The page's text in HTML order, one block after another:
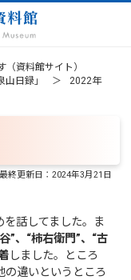
（資料館サイト）
日録」
2022年
最終更新日：2024年3月21日
話してました。ま
”、“柿右衛門”、“古
しました。ところ
の違いというところ